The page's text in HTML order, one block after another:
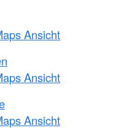
Ansicht
Ansicht
Ansicht